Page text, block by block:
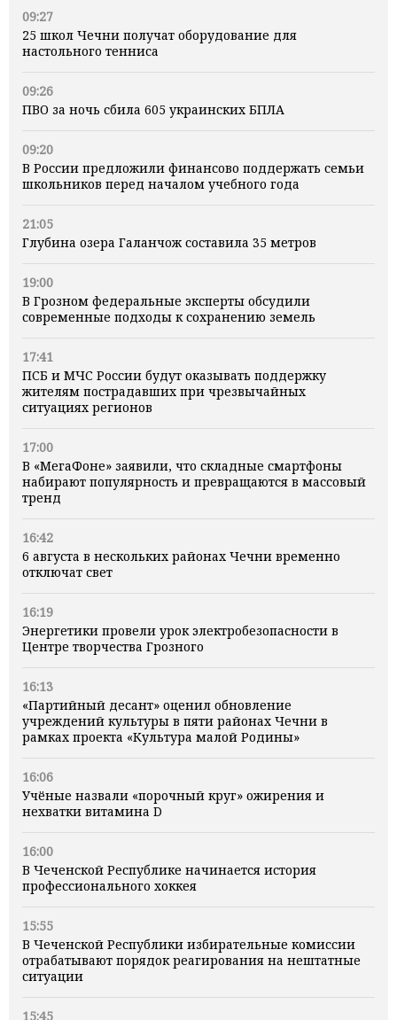
09:27
25 школ Чечни получат оборудование для
настольного тенниса
09:26
ПВО за ночь сбила 605 украинских БПЛА
09:20
В России предложили финансово поддержать семьи
школьников перед началом учебного года
21:05
Глубина озера Галанчож составила 35 метров
19:00
В Грозном федеральные эксперты обсудили
современные подходы к сохранению земель
17:41
ПСБ и МЧС России будут оказывать поддержку
жителям пострадавших при чрезвычайных
ситуациях регионов
17:00
В «МегаФоне» заявили, что складные смартфоны
набирают популярность и превращаются в массовый
тренд
16:42
6 августа в нескольких районах Чечни временно
отключат свет
16:19
Энергетики провели урок электробезопасности в
Центре творчества Грозного
16:13
«Партийный десант» оценил обновление
учреждений культуры в пяти районах Чечни в
рамках проекта «Культура малой Родины»
16:06
Учёные назвали «порочный круг» ожирения и
нехватки витамина D
16:00
В Чеченской Республике начинается история
профессионального хоккея
15:55
В Чеченской Республики избирательные комиссии
отрабатывают порядок реагирования на нештатные
ситуации
15:45